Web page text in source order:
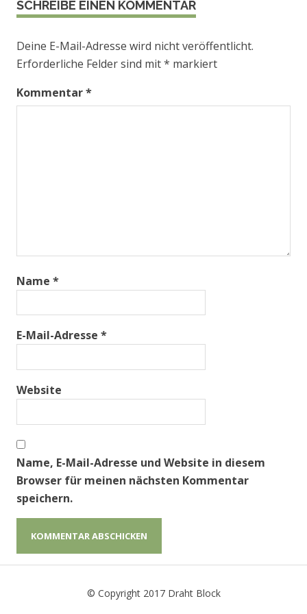
SCHREIBE EINEN KOMMENTAR
Deine E-Mail-Adresse wird nicht veröffentlicht.
Erforderliche Felder sind mit* markiert
Kommentar*
Name *
E-Mail-Adresse *
Website
Name, E-Mail-Adresse und Website in diesem
Browser für meinen nächsten Kommentar
speichern.
© Copyright 2017 Draht Block